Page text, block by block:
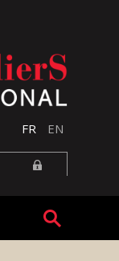
FR EN